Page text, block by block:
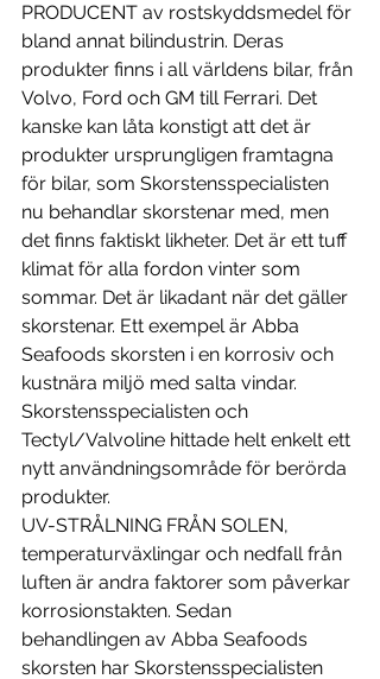
PRODUCENT av rostskyddsmedel för
bland annat bilindustrin. Deras
produkter finns i all världens bilar, från
Volvo, Ford och GM till Ferrari. Det
kanske kan låta konstigt att det är
produkter ursprungligen framtagna
för bilar, som Skorstensspecialisten
nu behandlar skorstenar med, men
det finns faktiskt likheter. Det är ett tuff
klimat för alla fordon vinter som
sommar. Det är likadant när det gäller
skorstenar. Ett exempel är Abba
Seafoods skorsten i en korrosiv och
kustnära miljö med salta vindar.
Skorstensspecialisten och
Tectyl/Valvoline hittade helt enkelt ett
nytt användningsområde för berörda
produkter.
UV-STRÅLNING FRÅN SOLEN,
temperaturväxlingar och nedfall från
luften är andra faktorer som påverkar
korrosionstakten. Sedan
behandlingen av Abba Seafoods
skorsten har Skorstensspecialisten